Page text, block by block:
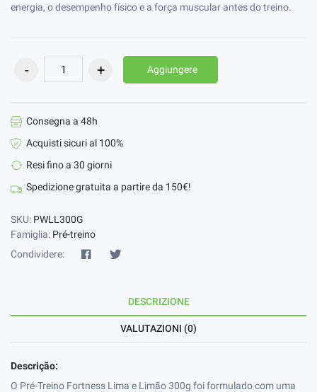
energia, o desempenho físico e a força muscular antes do treino.
Aggiungere
Consegna a 48h
Acquisti sicuri al 100%
Resi fino a 30 giorni
Spedizione gratuita a partire da 150€!
SKU: PWLL300G
Famiglia: Pré-treino
Condividere:
DESCRIZIONE
VALUTAZIONI (0)
Descrição:
O Pré-Treino Fortness Lima e Limão 300g foi formulado com uma